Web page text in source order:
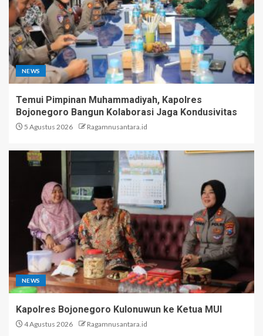
NEWS
Temui Pimpinan Muhammadiyah, Kapolres
Bojonegoro Bangun Kolaborasi Jaga Kondusivitas
5 Agustus 2026 Ragamnusantara.id
NEWS
Kapolres Bojonegoro Kulonuwun ke Ketua MUI
4 Agustus 2026 Ragamnusantara.id